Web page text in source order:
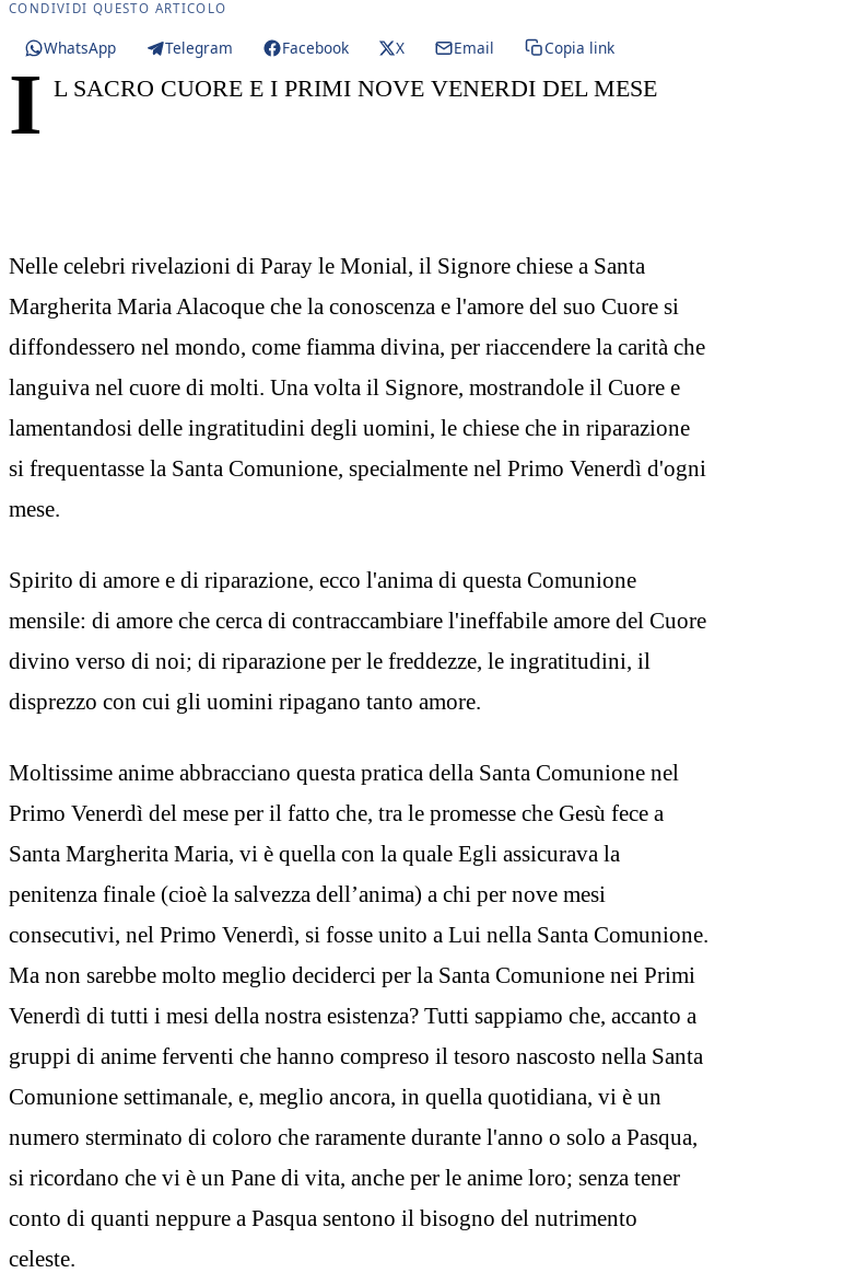
CONDIVIDI QUESTO ARTICOLO
WhatsApp Telegram Facebook X Email Copia link
I L SACRO CUORE E I PRIMI NOVE VENERDI DEL MESE
Nelle celebri rivelazioni di Paray le Monial, il Signore chiese a Santa
Margherita Maria Alacoque che la conoscenza e l'amore del suo Cuore si
diffondessero nel mondo, come fiamma divina, per riaccendere la carità che
languiva nel cuore di molti. Una volta il Signore, mostrandole il Cuore e
lamentandosi delle ingratitudini degli uomini, le chiese che in riparazione
si frequentasse la Santa Comunione, specialmente nel Primo Venerdì d'ogni
mese.
Spirito di amore e di riparazione, ecco l'anima di questa Comunione
mensile: di amore che cerca di contraccambiare l'ineffabile amore del Cuore
divino verso di noi; di riparazione per le freddezze, le ingratitudini, il
disprezzo con cui gli uomini ripagano tanto amore.
Moltissime anime abbracciano questa pratica della Santa Comunione nel
Primo Venerdì del mese per il fatto che, tra le promesse che Gesù fece a
Santa Margherita Maria, vi è quella con la quale Egli assicurava la
penitenza finale (cioè la salvezza dell’anima) a chi per nove mesi
consecutivi, nel Primo Venerdì, si fosse unito a Lui nella Santa Comunione.
Ma non sarebbe molto meglio deciderci per la Santa Comunione nei Primi
Venerdì di tutti i mesi della nostra esistenza? Tutti sappiamo che, accanto a
gruppi di anime ferventi che hanno compreso il tesoro nascosto nella Santa
Comunione settimanale, e, meglio ancora, in quella quotidiana, vi è un
numero sterminato di coloro che raramente durante l'anno o solo a Pasqua,
si ricordano che vi è un Pane di vita, anche per le anime loro; senza tener
conto di quanti neppure a Pasqua sentono il bisogno del nutrimento
celeste.